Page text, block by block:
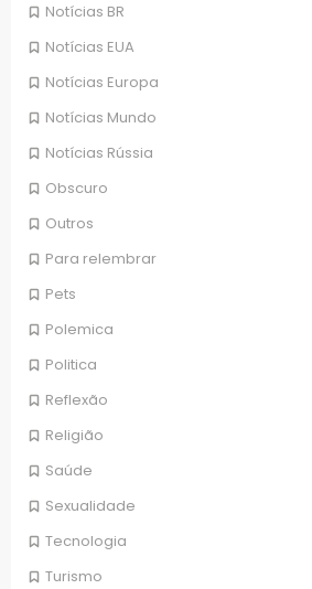
Notícias BR
Notícias EUA
Notícias Europa
Notícias Mundo
Notícias Rússia
Obscuro
Outros
Para relembrar
Pets
Polemica
Politica
Reflexão
Religião
Saúde
Sexualidade
Tecnologia
Turismo